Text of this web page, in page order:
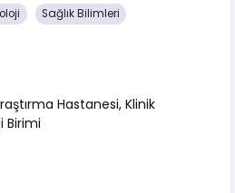
Sağlık Bilimleri
Hastanesi, Klinik
Birimi